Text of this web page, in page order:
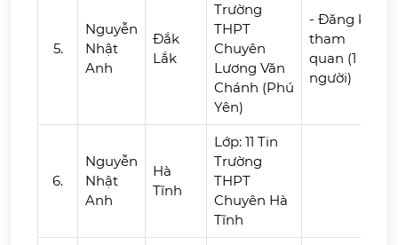
5.
Nguyễn
Nhật
Anh
Đắk
Lắk
Trường
THPT
Chuyên
Lương Văn
Chánh (Phú
Yên)
- Đăng ký
tham
quan (1
người)
6.
Nguyễn
Nhật
Anh
Hà
Tĩnh
Lớp: 11 Tin
Trường
THPT
Chuyên Hà
Tĩnh